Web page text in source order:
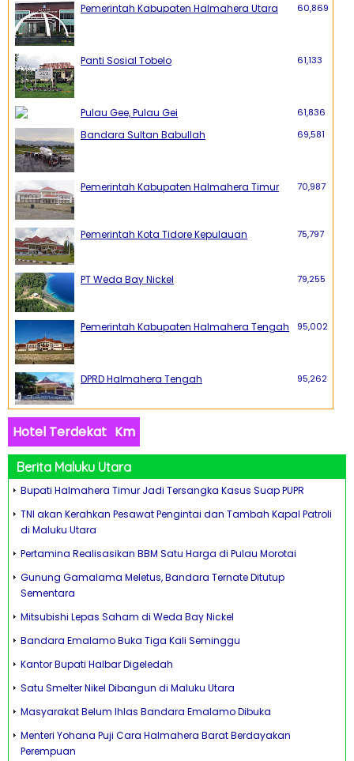
Pemerintah Kabupaten Halmahera Utara 60,869
Panti Sosial Tobelo 61,133
Pulau Gee, Pulau Gei 61,836
Bandara Sultan Babullah 69,581
Pemerintah Kabupaten Halmahera Timur 70,987
Pemerintah Kota Tidore Kepulauan 75,797
PT Weda Bay Nickel 79,255
Pemerintah Kabupaten Halmahera Tengah 95,002
DPRD Halmahera Tengah 95,262
Hotel Terdekat Km
Berita Maluku Utara
Bupati Halmahera Timur Jadi Tersangka Kasus Suap PUPR
TNI akan Kerahkan Pesawat Pengintai dan Tambah Kapal Patroli
di Maluku Utara
Pertamina Realisasikan BBM Satu Harga di Pulau Morotai
Gunung Gamalama Meletus, Bandara Ternate Ditutup
Sementara
Mitsubishi Lepas Saham di Weda Bay Nickel
Bandara Emalamo Buka Tiga Kali Seminggu
Kantor Bupati Halbar Digeledah
Satu Smelter Nikel Dibangun di Maluku Utara
Masyarakat Belum Ihlas Bandara Emalamo Dibuka
Menteri Yohana Puji Cara Halmahera Barat Berdayakan
Perempuan